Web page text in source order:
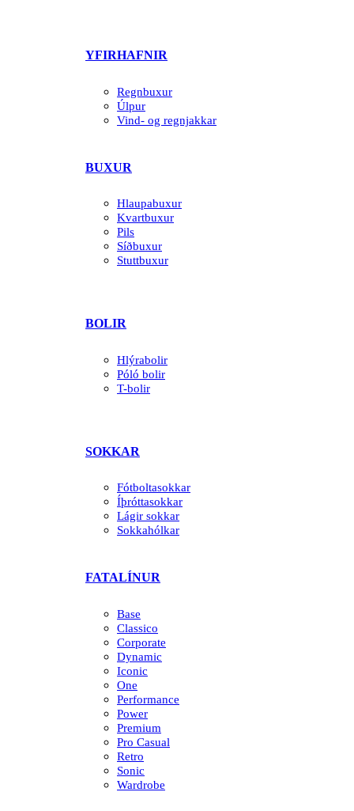
YFIRHAFNIR
Regnbuxur
Úlpur
Vind- og regnjakkar
BUXUR
Hlaupabuxur
Kvartbuxur
Pils
Síðbuxur
Stuttbuxur
BOLIR
Hlýrabolir
Póló bolir
T-bolir
SOKKAR
Fótboltasokkar
Íþróttasokkar
Lágir sokkar
Sokkahólkar
FATALÍNUR
Base
Classico
Corporate
Dynamic
Iconic
One
Performance
Power
Premium
Pro Casual
Retro
Sonic
Wardrobe